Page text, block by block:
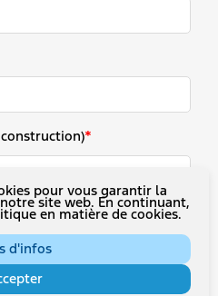
*
pour vous garantir la
site web. En continuant,
en matière de cookies.
d'infos